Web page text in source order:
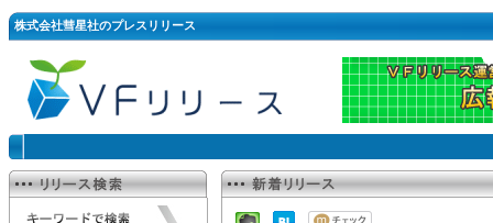
株式会社彗星社のプレスリリース